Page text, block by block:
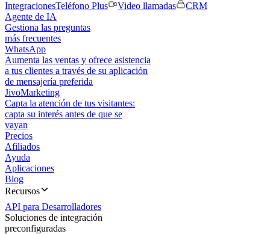
IntegracionesTeléfono Plus Video llamadas
CRM
Agente de IA
Gestiona las preguntas
más frecuentes
WhatsApp
Aumenta las ventas y ofrece asistencia
a tus clientes a través de su aplicación
de mensajería preferida
JivoMarketing
Capta la atención de tus visitantes:
capta su interés antes de que se
vayan
Precios
Afiliados
Ayuda
Aplicaciones
Blog
Recursos
API para Desarrolladores
Soluciones de integración
preconfiguradas